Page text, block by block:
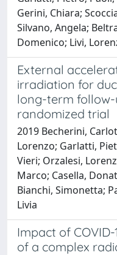
Gerini, Chiara;
Silvano, Angela;
Domenico; Livi,
External
irradiation for
long-term
randomized trial
2019 Becherini,
Lorenzo; Garlatti,
Vieri; Orzalesi,
Marco; Casella,
Bianchi, Simonetta;
Livia
Impact of
of a complex